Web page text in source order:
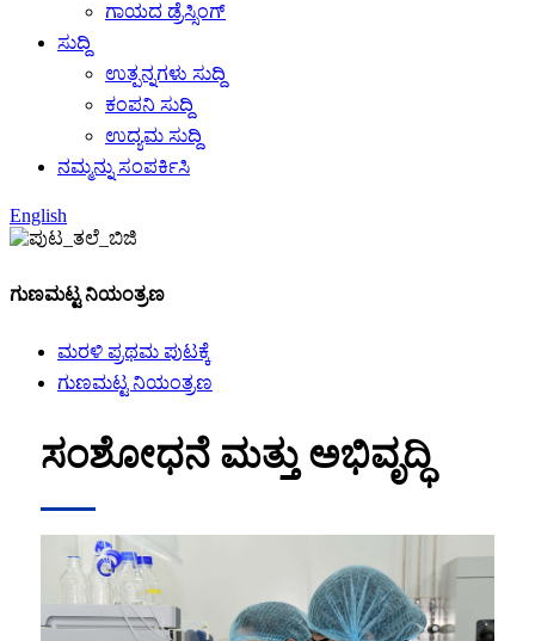
ಗಾಯದ ಡ್ರೆಸ್ಸಿಂಗ್
ಸುದ್ದಿ
ಉತ್ಪನ್ನಗಳು ಸುದ್ದಿ
ಕಂಪನಿ ಸುದ್ದಿ
ಉದ್ಯಮ ಸುದ್ದಿ
ನಮ್ಮನ್ನು ಸಂಪರ್ಕಿಸಿ
English
ಗುಣಮಟ್ಟ ನಿಯಂತ್ರಣ
ಮರಳಿ ಪ್ರಥಮ ಪುಟಕ್ಕೆ
ಗುಣಮಟ್ಟ ನಿಯಂತ್ರಣ
ಸಂಶೋಧನೆ ಮತ್ತು ಅಭಿವೃದ್ಧಿ